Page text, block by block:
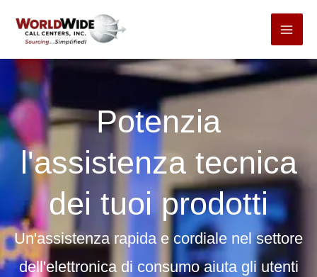
Potenzia
l'assistenza tecnica
dei tuoi prodotti
Un'assistenza rapida e cordiale nel settore
dell'elettronica di consumo aiuta gli utenti